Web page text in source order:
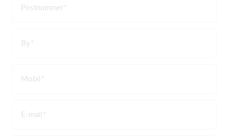
Postnummer
By
Mobil
E-mail